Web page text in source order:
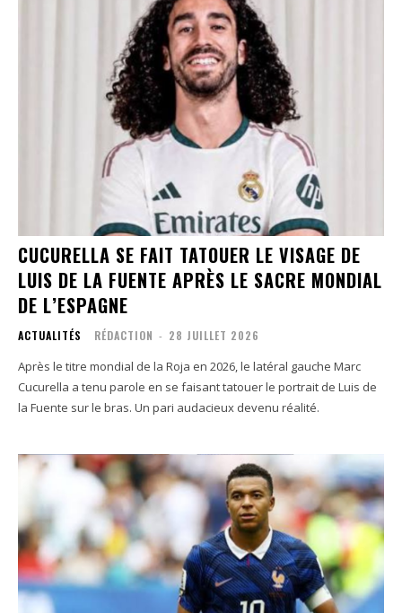
CUCURELLA SE FAIT TATOUER LE VISAGE DE
LUIS DE LA FUENTE APRÈS LE SACRE MONDIAL
DE L’ESPAGNE
ACTUALITÉS RÉDACTION - 28 JUILLET 2026
Après le titre mondial de la Roja en 2026, le latéral gauche Marc
Cucurella a tenu parole en se faisant tatouer le portrait de Luis de
la Fuente sur le bras. Un pari audacieux devenu réalité.